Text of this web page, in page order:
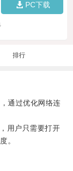
PC下载
排行
通过优化网络连
用户只需要打开
。